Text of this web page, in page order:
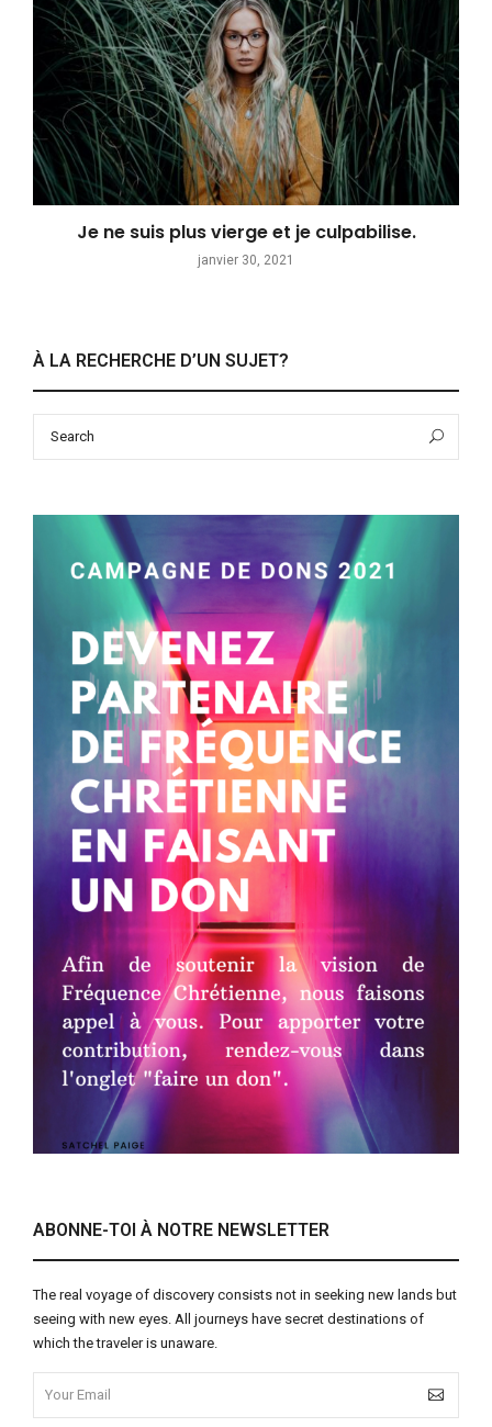
Je ne suis plus vierge et je culpabilise.
janvier 30, 2021
À LA RECHERCHE D’UN SUJET?
ABONNE-TOI À NOTRE NEWSLETTER
The real voyage of discovery consists not in seeking new lands but
seeing with new eyes. All journeys have secret destinations of
which the traveler is unaware.